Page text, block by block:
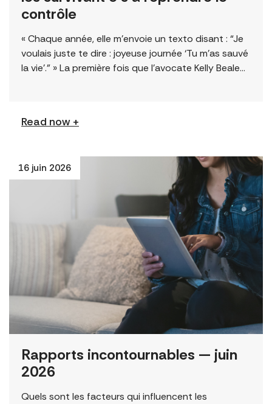
contrôle
« Chaque année, elle m’envoie un texto disant : “Je
voulais juste te dire : joyeuse journée ‘Tu m’as sauvé
la vie’.” » La première fois que l’avocate Kelly Beale
Read now +
16 juin 2026
Rapports incontournables — juin
2026
Quels sont les facteurs qui influencent les